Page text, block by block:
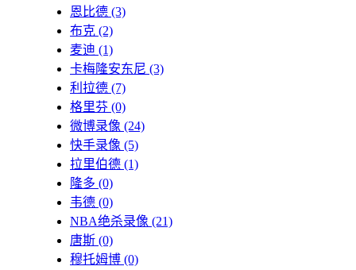
恩比德 (3)
布克 (2)
麦迪 (1)
卡梅隆安东尼 (3)
利拉德 (7)
格里芬 (0)
微博录像 (24)
快手录像 (5)
拉里伯德 (1)
隆多 (0)
韦德 (0)
NBA绝杀录像 (21)
唐斯 (0)
穆托姆博 (0)